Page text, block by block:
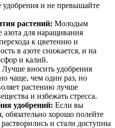
и не превышайте
растений: Молодым
для наращивания
к цветению и
в азоте снижается, и на
и калий.
Лучше вносить удобрения
чаще, чем один раз, но
растению лучше
и избежать стресса.
удобрений: Если вы
обязательно хорошо полейте
и стали доступны